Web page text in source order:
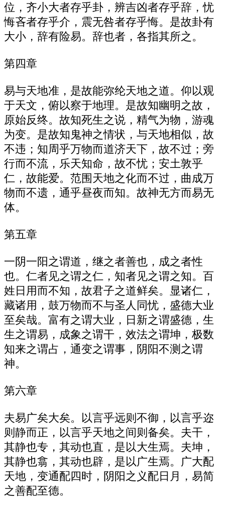
位，齐小大者存乎卦，辨吉凶者存乎辞，忧
悔吝者存乎介，震无咎者存乎悔。是故卦有
大小，辞有险易。辞也者，各指其所之。
第四章
易与天地准，是故能弥纶天地之道。仰以观
于天文，俯以察于地理。是故知幽明之故，
原始反终。故知死生之说，精气为物，游魂
为变。是故知鬼神之情状，与天地相似，故
不违；知周乎万物而道济天下，故不过；旁
行而不流，乐天知命，故不忧；安土敦乎
仁，故能爱。范围天地之化而不过，曲成万
物而不遗，通乎昼夜而知。故神无方而易无
体。
第五章
一阴一阳之谓道，继之者善也，成之者性
也。仁者见之谓之仁，知者见之谓之知。百
姓日用而不知，故君子之道鲜矣。显诸仁，
藏诸用，鼓万物而不与圣人同忧，盛德大业
至矣哉。富有之谓大业，日新之谓盛德，生
生之谓易，成象之谓干，效法之谓坤，极数
知来之谓占，通变之谓事，阴阳不测之谓
神。
第六章
夫易广矣大矣。以言乎远则不御，以言乎迩
则静而正，以言乎天地之间则备矣。夫干，
其静也专，其动也直，是以大生焉。夫坤，
其静也翕，其动也辟，是以广生焉。广大配
天地，变通配四时，阴阳之义配日月，易简
之善配至德。